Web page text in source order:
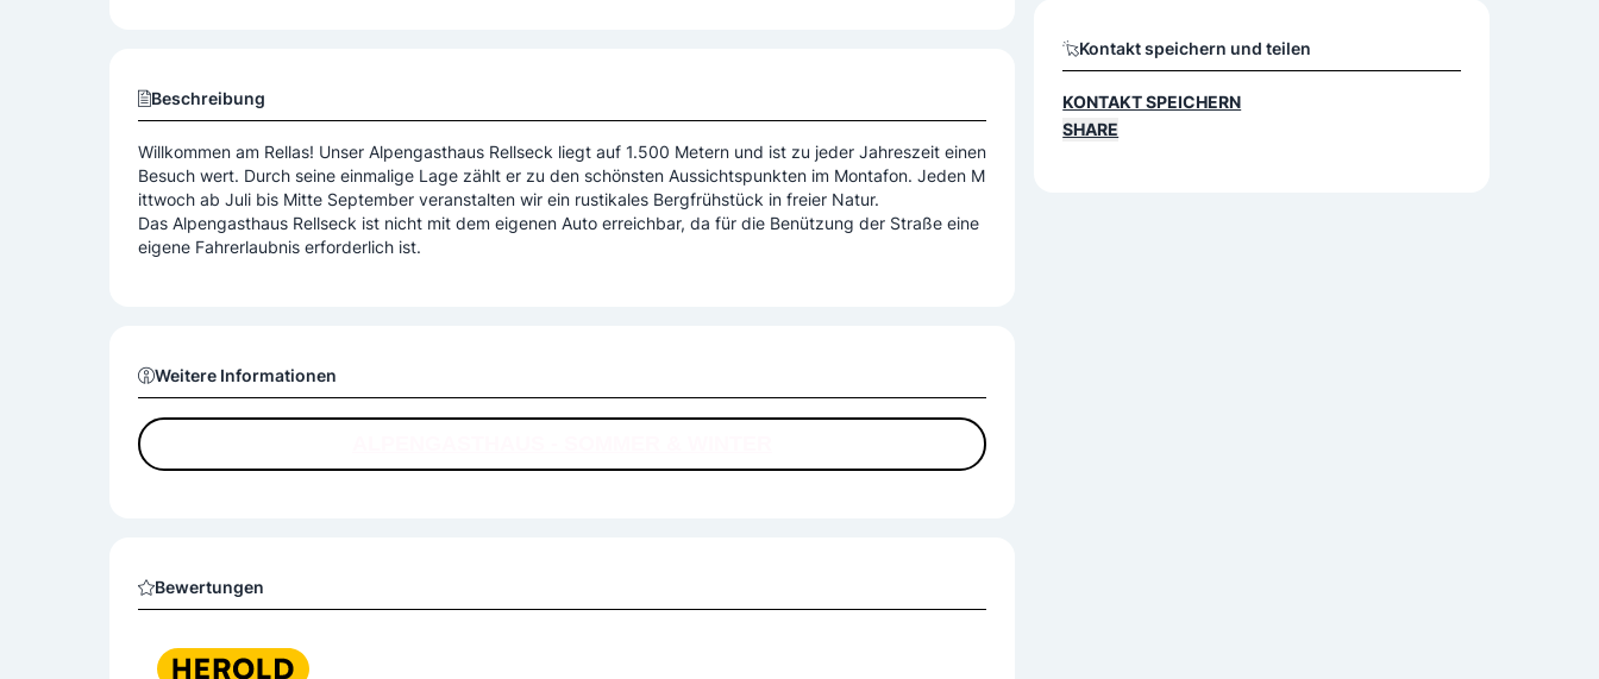
Beschreibung
Willkommen am Rellas! Unser Alpengasthaus Rellseck liegt auf 1.500 Metern und ist zu jeder Jahreszeit einen
Besuch wert. Durch seine einmalige Lage zählt er zu den schönsten Aussichtspunkten im Montafon. Jeden M
ittwoch ab Juli bis Mitte September veranstalten wir ein rustikales Bergfrühstück in freier Natur.
Das Alpengasthaus Rellseck ist nicht mit dem eigenen Auto erreichbar, da für die Benützung der Straße eine
eigene Fahrerlaubnis erforderlich ist.
Weitere Informationen
Bewertungen
Kontakt speichern und teilen
KONTAKT SPEICHERN
SHARE